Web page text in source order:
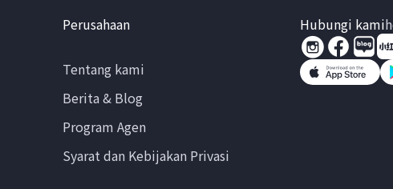
Perusahaan
Tentang kami
Berita & Blog
Program Agen
Syarat dan Kebijakan Privasi
Hubungi kami